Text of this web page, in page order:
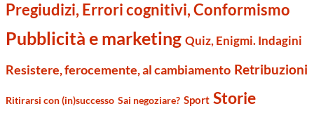
Pregiudizi, Errori cognitivi, Conformismo
Pubblicità e marketing Quiz, Enigmi. Indagini
Resistere, ferocemente, al cambiamento Retribuzioni
Ritirarsi con (in)successo Sai negoziare? Sport Storie